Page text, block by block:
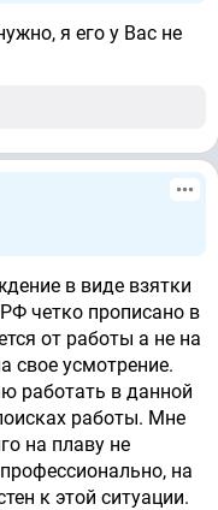
я его у Вас не
в виде взятки
четко прописано в
от работы а не на
свое усмотрение.
работать в данной
работы. Мне
на плаву не
на
к этой ситуации.